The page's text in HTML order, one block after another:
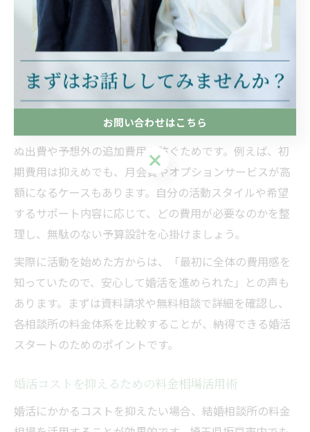
金・登録料・月会費・成婚料など複数の費用項目が設け
られており、トータルでどのくらい必要なのかを事前に
把握することが費用管理の第一歩です。平均的な月額費
用は1万円台から3万円程度が多く、プランやサポート内
容によって幅があります。
なぜ費用の内訳を把握することが重要かというと、思わ
ぬ出費や予想外の追加費用を防ぐためです。例えば、初
期費用は抑えめでも、月会費やオプションサービスが高
額になるケースもあります。自分の活動スタイルや希望
するサポート内容に応じて、どの費用が必要なのかを整
理し、無駄のない予算設計を心掛けましょう。
実際に活動を始めた方からは、「最初に全体の費用感を
知っていたので、安心して婚活を進められた」との声も
あります。まずは資料請求や無料相談で詳細を確認し、
各相談所の料金体系を比較することが、納得できる婚活
スタートのためのポイントです。
婚活コストを抑えるための料金相場活用術
婚活にかかるコストを抑えたい場合、結婚相談所の料金
お問い合わせはこちら
お問い合わせはこちら